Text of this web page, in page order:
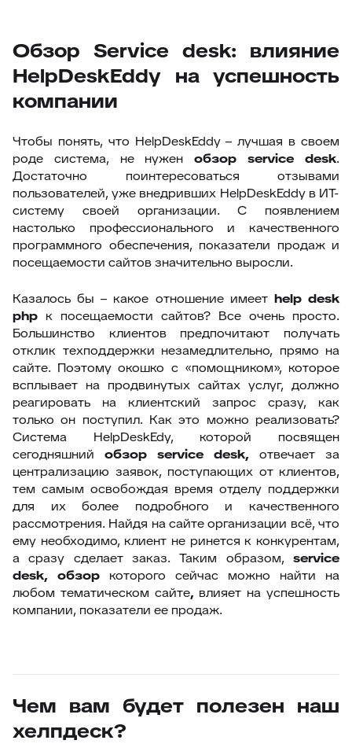
Обзор Service desk: влияние
HelpDeskEddy на успешность
компании
Чтобы понять, что HelpDeskEddy – лучшая в своем
роде система, не нуженобзор service desk.
Достаточно поинтересоваться отзывами
пользователей, уже внедривших HelpDeskEddy в ИТ-
систему своей организации. С появлением
настолько профессионального и качественного
программного обеспечения, показатели продаж и
посещаемости сайтов значительно выросли.
Казалось бы – какое отношение имеет help desk
php к посещаемости сайтов? Все очень просто.
Большинство клиентов предпочитают получать
отклик техподдержки незамедлительно, прямо на
сайте. Поэтому окошко с «помощником», которое
всплывает на продвинутых сайтах услуг, должно
реагировать на клиентский запрос сразу, как
только он поступил. Как это можно реализовать?
Система HelpDeskEdy, которой посвящен
сегодняшний обзор service desk, отвечает за
централизацию заявок, поступающих от клиентов,
тем самым освобождая время отделу поддержки
для их более подробного и качественного
рассмотрения. Найдя на сайте организации всё, что
ему необходимо, клиент не ринется к конкурентам,
а сразу сделает заказ. Таким образом, service
desk, обзор которого сейчас можно найти на
любом тематическом сайте, влияет на успешность
компании, показатели ее продаж.
Чем вам будет полезен наш
хелпдеск?